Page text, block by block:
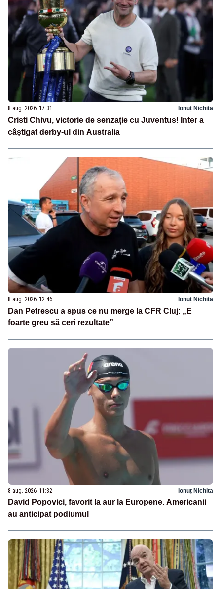
8 aug. 2026, 17:31 Ionuț Nichita
Cristi Chivu, victorie de senzație cu Juventus! Inter a
câștigat derby-ul din Australia
8 aug. 2026, 12:46 Ionuț Nichita
Dan Petrescu a spus ce nu merge la CFR Cluj: „E
foarte greu să ceri rezultate”
8 aug. 2026, 11:32 Ionuț Nichita
David Popovici, favorit la aur la Europene. Americanii
au anticipat podiumul